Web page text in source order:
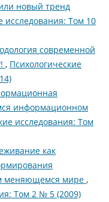
новый тренд
исследования: Том 10
современной
, Психологические
информационном
исследования: Том
как
меняющемся мире ,
Том 2 № 5 (2009)